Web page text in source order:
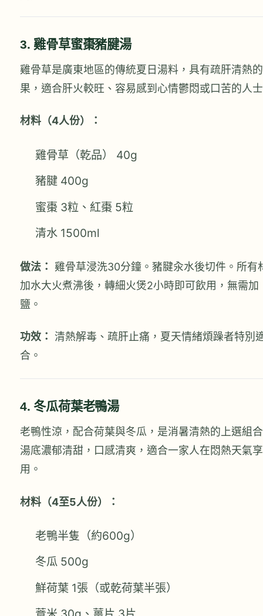
3. 雞骨草蜜棗豬腱湯
雞骨草是廣東地區的傳統夏日湯料，具有疏肝清熱
果，適合肝火較旺、容易感到心情鬱悶或口苦的人
材料（4人份）：
雞骨草（乾品） 40g
豬腱 400g
蜜棗 3粒、紅棗 5粒
清水 1500ml
做法： 雞骨草浸洗30分鐘。豬腱汆水後切件。所有
加水大火煮沸後，轉細火煲2小時即可飲用，無需加
鹽。
功效： 清熱解毒、疏肝止痛，夏天情緒煩躁者特別
合。
4. 冬瓜荷葉老鴨湯
老鴨性涼，配合荷葉與冬瓜，是消暑清熱的上選組
湯底濃郁清甜，口感清爽，適合一家人在悶熱天氣享
用。
材料（4至5人份）：
老鴨半隻（約600g）
冬瓜 500g
鮮荷葉 1張（或乾荷葉半張）